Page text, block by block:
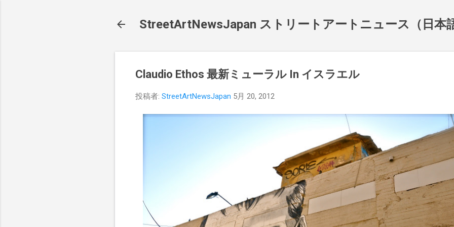
StreetArtNewsJapan ストリートアートニュース（日本
Claudio Ethos 最新ミューラル In イスラエル
投稿者: StreetArtNewsJapan 5月 20, 2012